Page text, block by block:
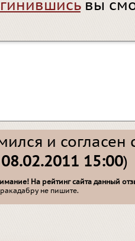
вы
и согласен
08.02.2011 15:00)
На рейтинг сайта данный
не пишите.